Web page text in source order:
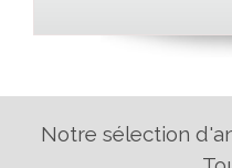
Notre sélection